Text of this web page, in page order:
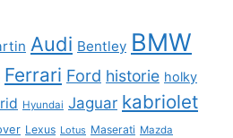
Audi Bentley BMW
Ferrari Ford historie holky
Hyundai Jaguar kabriolet
Lexus Lotus Maserati Mazda